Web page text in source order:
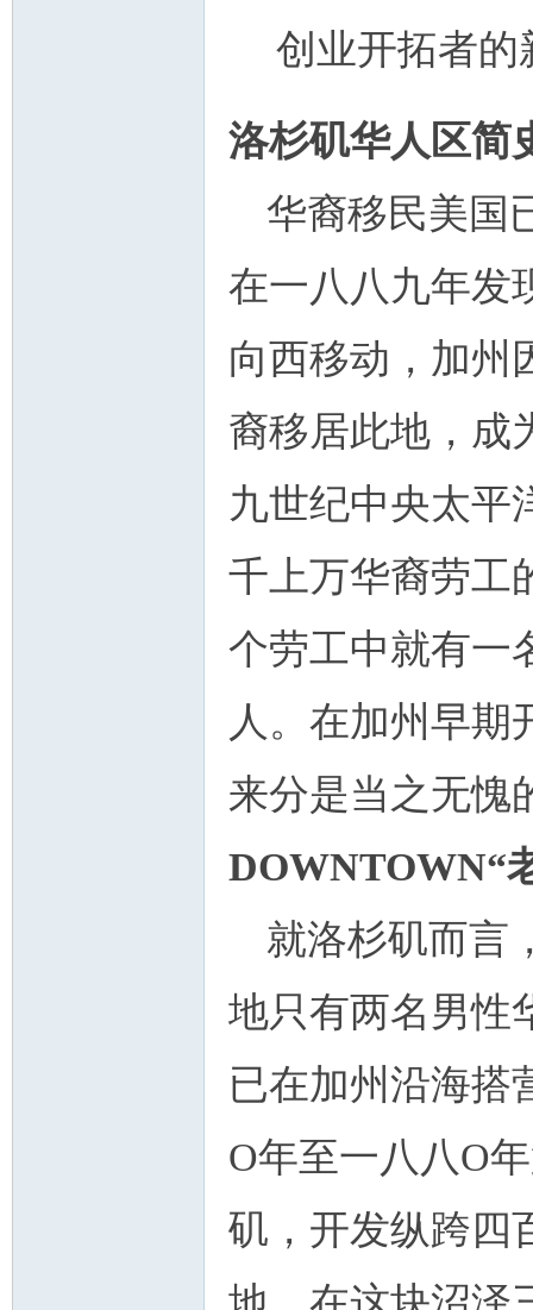
创业开拓者的
洛杉矶华人区简
华裔移民美国
在一八八九年发
向西移动，加州
裔移居此地，成
九世纪中央太平
千上万华裔劳工
个劳工中就有一
人。在加州早期
来分是当之无愧
DOWNTOWN“
就洛杉矶而言
地只有两名男性
已在加州沿海搭
O年至一八八O
矶，开发纵跨四